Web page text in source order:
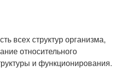
всех структур организма,
относительного
и функционирования.